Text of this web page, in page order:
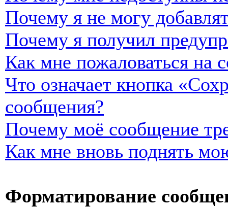
Почему я не могу
Почему я получил
Как мне пожаловаться на
Что означает кнопка
сообщения?
Почему моё сообщение
Как мне вновь поднять
Форматирование